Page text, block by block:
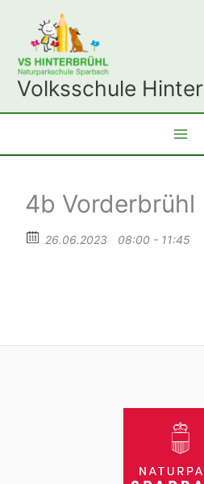
springen
Volksschule
4b Vorderbrühl
26.06.2023 08:00 - 11:45